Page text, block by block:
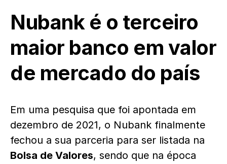
Nubank é o terceiro
maior banco em valor
de mercado do país
Em uma pesquisa que foi apontada em
dezembro de 2021, o Nubank finalmente
fechou a sua parceria para ser listada na
Bolsa de Valores, sendo que na época